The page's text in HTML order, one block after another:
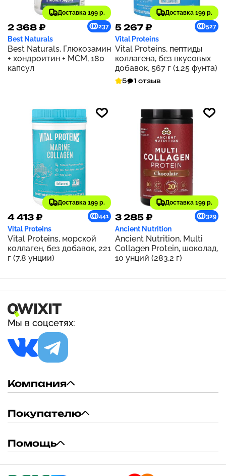
Доставка 199 р.
2 368 ₽ 237
Best Naturals
Best Naturals, Глюкозамин
+ хондроитин + МСМ, 180
капсул
Доставка 199 р.
5 267 ₽ 527
Vital Proteins
Vital Proteins, пептиды
коллагена, без вкусовых
добавок, 567 г (1,25 фунта)
5 1 отзыв
Доставка 199 р.
4 413 ₽ 441
Vital Proteins
Vital Proteins, морской
коллаген, без добавок, 221
г (7,8 унции)
Доставка 199 р.
3 285 ₽ 329
Ancient Nutrition
Ancient Nutrition, Multi
Collagen Protein, шоколад,
10 унций (283,2 г)
Мы в соцсетях:
Компания
Покупателю
Помощь